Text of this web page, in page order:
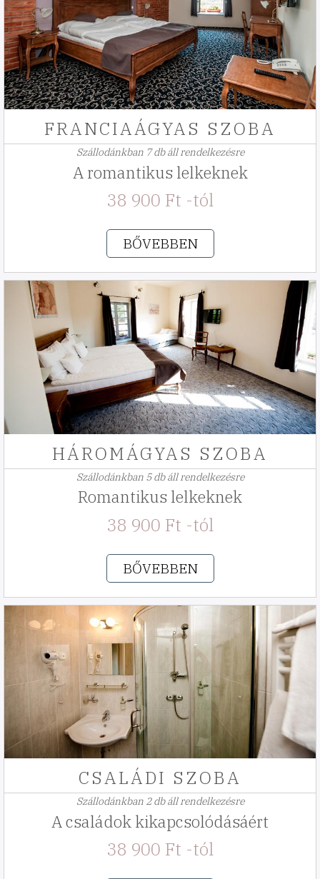
FRANCIAÁGYAS SZOBA
Szállodánkban 7 db áll rendelkezésre
A romantikus lelkeknek
38 900 Ft -tól
BŐVEBBEN
HÁROMÁGYAS SZOBA
Szállodánkban 5 db áll rendelkezésre
Romantikus lelkeknek
38 900 Ft -tól
BŐVEBBEN
CSALÁDI SZOBA
Szállodánkban 2 db áll rendelkezésre
A családok kikapcsolódásáért
38 900 Ft -tól